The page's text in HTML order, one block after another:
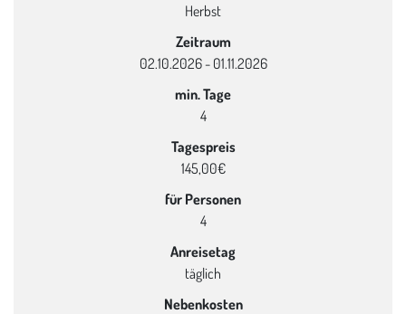
Herbst
Zeitraum
02.10.2026 - 01.11.2026
min. Tage
4
Tagespreis
145,00€
für Personen
4
Anreisetag
täglich
Nebenkosten